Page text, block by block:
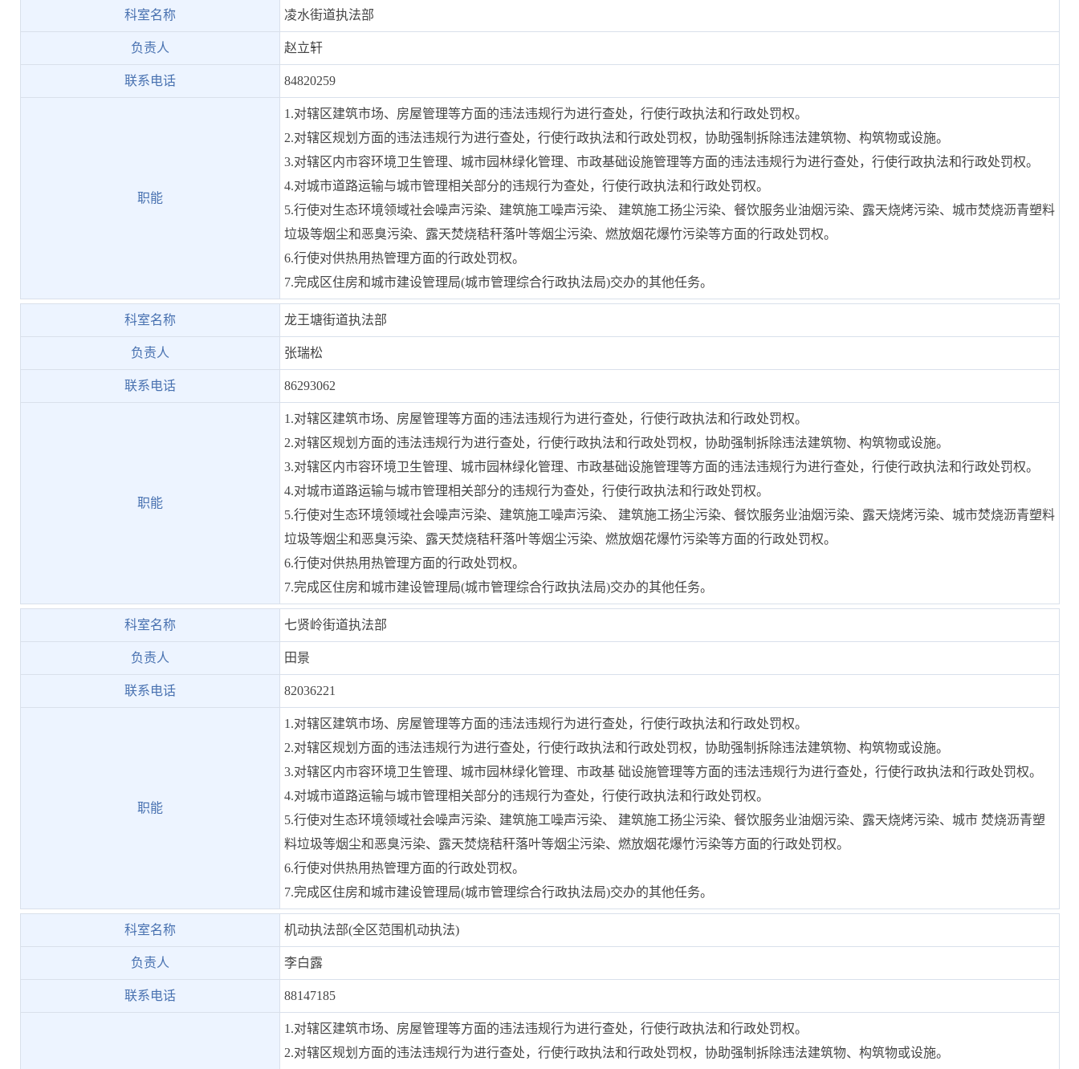
科室名称 凌水街道执法部
负责人 赵立轩
联系电话 84820259
职能
1.对辖区建筑市场、房屋管理等方面的违法违规行为进行查处，行使行政执法和行政处罚权。
2.对辖区规划方面的违法违规行为进行查处，行使行政执法和行政处罚权，协助强制拆除违法建筑物、构筑物或设施。
3.对辖区内市容环境卫生管理、城市园林绿化管理、市政基础设施管理等方面的违法违规行为进行查处，行使行政执法和行政处罚权。
4.对城市道路运输与城市管理相关部分的违规行为查处，行使行政执法和行政处罚权。
5.行使对生态环境领域社会噪声污染、建筑施工噪声污染、 建筑施工扬尘污染、餐饮服务业油烟污染、露天烧烤污染、城市焚烧沥青塑料
垃圾等烟尘和恶臭污染、露天焚烧秸秆落叶等烟尘污染、燃放烟花爆竹污染等方面的行政处罚权。
6.行使对供热用热管理方面的行政处罚权。
7.完成区住房和城市建设管理局(城市管理综合行政执法局)交办的其他任务。
科室名称 龙王塘街道执法部
负责人 张瑞松
联系电话 86293062
职能
1.对辖区建筑市场、房屋管理等方面的违法违规行为进行查处，行使行政执法和行政处罚权。
2.对辖区规划方面的违法违规行为进行查处，行使行政执法和行政处罚权，协助强制拆除违法建筑物、构筑物或设施。
3.对辖区内市容环境卫生管理、城市园林绿化管理、市政基础设施管理等方面的违法违规行为进行查处，行使行政执法和行政处罚权。
4.对城市道路运输与城市管理相关部分的违规行为查处，行使行政执法和行政处罚权。
5.行使对生态环境领域社会噪声污染、建筑施工噪声污染、 建筑施工扬尘污染、餐饮服务业油烟污染、露天烧烤污染、城市焚烧沥青塑料
垃圾等烟尘和恶臭污染、露天焚烧秸秆落叶等烟尘污染、燃放烟花爆竹污染等方面的行政处罚权。
6.行使对供热用热管理方面的行政处罚权。
7.完成区住房和城市建设管理局(城市管理综合行政执法局)交办的其他任务。
科室名称 七贤岭街道执法部
负责人 田景
联系电话 82036221
职能
1.对辖区建筑市场、房屋管理等方面的违法违规行为进行查处，行使行政执法和行政处罚权。
2.对辖区规划方面的违法违规行为进行查处，行使行政执法和行政处罚权，协助强制拆除违法建筑物、构筑物或设施。
3.对辖区内市容环境卫生管理、城市园林绿化管理、市政基 础设施管理等方面的违法违规行为进行查处，行使行政执法和行政处罚权。
4.对城市道路运输与城市管理相关部分的违规行为查处，行使行政执法和行政处罚权。
5.行使对生态环境领域社会噪声污染、建筑施工噪声污染、 建筑施工扬尘污染、餐饮服务业油烟污染、露天烧烤污染、城市 焚烧沥青塑
料垃圾等烟尘和恶臭污染、露天焚烧秸秆落叶等烟尘污染、燃放烟花爆竹污染等方面的行政处罚权。
6.行使对供热用热管理方面的行政处罚权。
7.完成区住房和城市建设管理局(城市管理综合行政执法局)交办的其他任务。
科室名称 机动执法部(全区范围机动执法)
负责人 李白露
联系电话 88147185
1.对辖区建筑市场、房屋管理等方面的违法违规行为进行查处，行使行政执法和行政处罚权。
2.对辖区规划方面的违法违规行为进行查处，行使行政执法和行政处罚权，协助强制拆除违法建筑物、构筑物或设施。